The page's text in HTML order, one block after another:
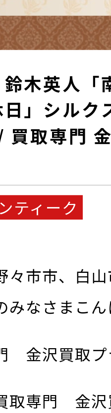
鈴木英人
」シルク
買取専門
ティーク
々市市、白
みなさまこ
金沢買取
取専門 金沢